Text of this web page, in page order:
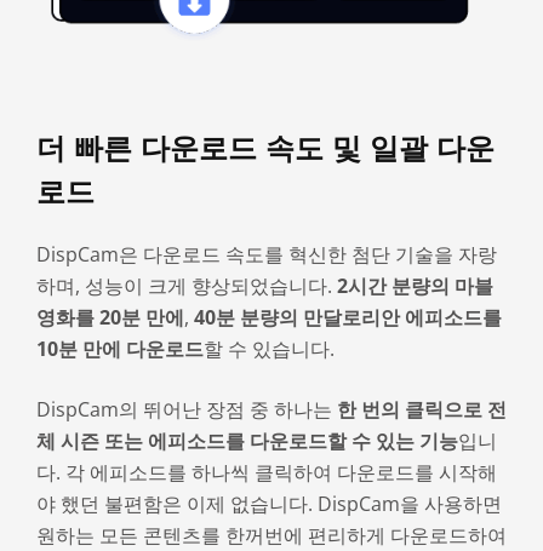
더 빠른 다운로드 속도 및 일괄 다운
로드
DispCam은 다운로드 속도를 혁신한 첨단 기술을 자랑
하며, 성능이 크게 향상되었습니다. 2시간 분량의 마블
영화를 20분 만에, 40분 분량의 만달로리안 에피소드를
10분 만에 다운로드할 수 있습니다.
DispCam의 뛰어난 장점 중 하나는 한 번의 클릭으로 전
체 시즌 또는 에피소드를 다운로드할 수 있는 기능입니
다. 각 에피소드를 하나씩 클릭하여 다운로드를 시작해
야 했던 불편함은 이제 없습니다. DispCam을 사용하면
원하는 모든 콘텐츠를 한꺼번에 편리하게 다운로드하여